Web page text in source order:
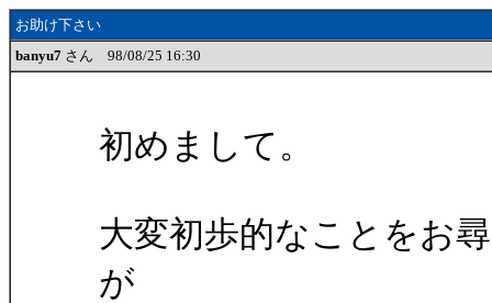
お助け下さい
banyu7 さん 98/08/25 16:30
初めまして。
大変初歩的なことをお
が